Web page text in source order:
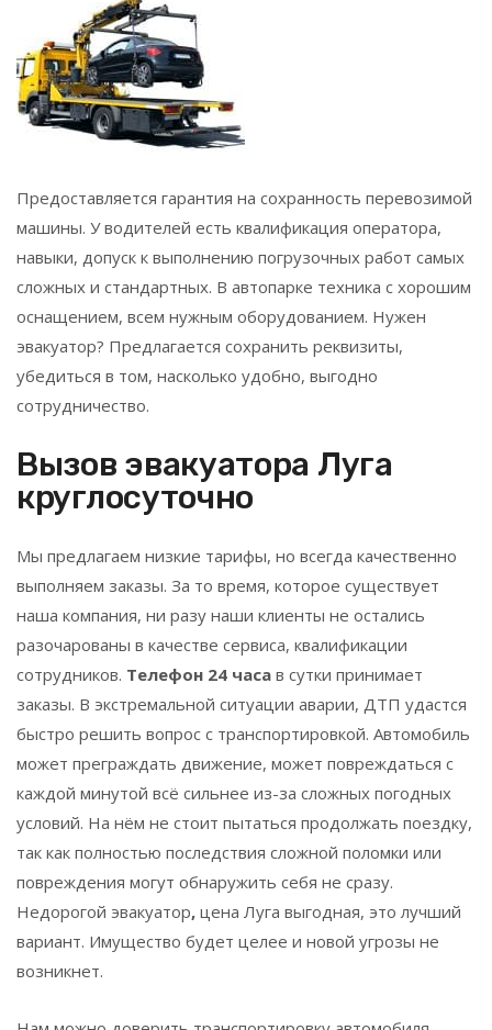
Предоставляется гарантия на сохранность перевозимой
машины. У водителей есть квалификация оператора,
навыки, допуск к выполнению погрузочных работ самых
сложных и стандартных. В автопарке техника с хорошим
оснащением, всем нужным оборудованием. Нужен
эвакуатор? Предлагается сохранить реквизиты,
убедиться в том, насколько удобно, выгодно
сотрудничество.
Вызов эвакуатора Луга
круглосуточно
Мы предлагаем низкие тарифы, но всегда качественно
выполняем заказы. За то время, которое существует
наша компания, ни разу наши клиенты не остались
разочарованы в качестве сервиса, квалификации
сотрудников. Телефон 24 часа в сутки принимает
заказы. В экстремальной ситуации аварии, ДТП удастся
быстро решить вопрос с транспортировкой. Автомобиль
может преграждать движение, может повреждаться с
каждой минутой всё сильнее из-за сложных погодных
условий. На нём не стоит пытаться продолжать поездку,
так как полностью последствия сложной поломки или
повреждения могут обнаружить себя не сразу.
Недорогой эвакуатор, цена Луга выгодная, это лучший
вариант. Имущество будет целее и новой угрозы не
возникнет.